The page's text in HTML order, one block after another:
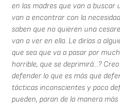
en las madres que van a
van a encontrar con la
saben que no quieren una
van a ver en ella. Le dirías a
que sea que va a pasar por
horrible, que se deprimirá...?
defender lo que es más que
tácticas inconscientes y poco
pueden, paran de la manera